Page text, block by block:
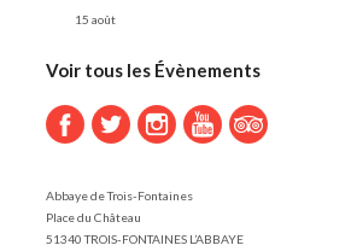
15 août
Voir tous les Évènements
Abbaye de Trois-Fontaines
Place du Château
51340 TROIS-FONTAINES L’ABBAYE